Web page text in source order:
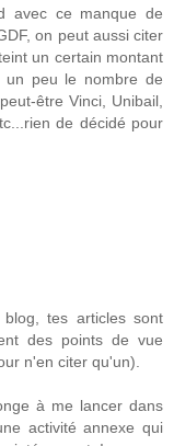
avec ce manque de
on peut aussi citer
un certain montant
un peu le nombre de
être Vinci, Unibail,
de décidé pour
tes articles sont
des points de vue
n'en citer qu'un).
à me lancer dans
activité annexe qui